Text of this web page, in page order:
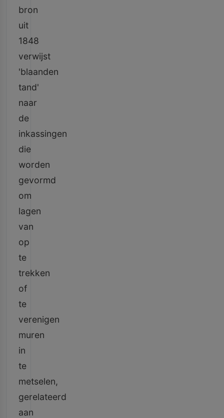
bron
uit
1848
verwijst
'blaanden
tand'
naar
de
inkassingen
die
worden
gevormd
om
lagen
van
op
te
trekken
of
te
verenigen
muren
in
te
metselen,
gerelateerd
aan